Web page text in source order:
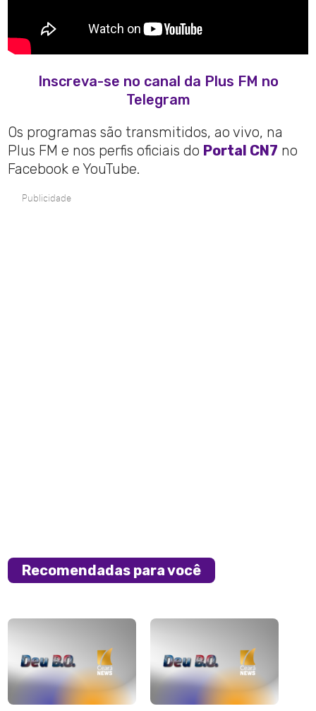
Inscreva-se no canal da Plus FM no
Telegram
Os programas são transmitidos, ao vivo, na
Plus FM e nos perfis oficiais do Portal CN7 no
Facebook e YouTube.
Publicidade
Recomendadas para você